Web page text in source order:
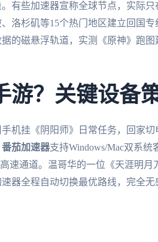
有些加速器宣称全球节点，实际
洛杉矶等15个热门地区建立回国
的磁悬浮轨道，实测《原神》跑图
游？关键设备
机挂《阴阳师》日常任务，回家
番茄加速器支持Windows/Mac双系
速通道。温哥华的一位《天涯明月
器全程自动切换最优路线，完全无